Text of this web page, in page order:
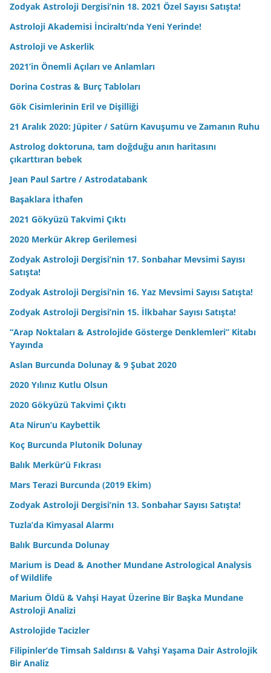
Zodyak Astroloji Dergisi’nin 18. 2021 Özel Sayısı Satışta!
Astroloji Akademisi İnciraltı’nda Yeni Yerinde!
Astroloji ve Askerlik
2021’in Önemli Açıları ve Anlamları
Dorina Costras & Burç Tabloları
Gök Cisimlerinin Eril ve Dişilliği
21 Aralık 2020: Jüpiter / Satürn Kavuşumu ve Zamanın Ruhu
Astrolog doktoruna, tam doğduğu anın haritasını
çıkarttıran bebek
Jean Paul Sartre / Astrodatabank
Başaklara İthafen
2021 Gökyüzü Takvimi Çıktı
2020 Merkür Akrep Gerilemesi
Zodyak Astroloji Dergisi’nin 17. Sonbahar Mevsimi Sayısı
Satışta!
Zodyak Astroloji Dergisi’nin 16. Yaz Mevsimi Sayısı Satışta!
Zodyak Astroloji Dergisi’nin 15. İlkbahar Sayısı Satışta!
“Arap Noktaları & Astrolojide Gösterge Denklemleri” Kitabı
Yayında
Aslan Burcunda Dolunay & 9 Şubat 2020
2020 Yılınız Kutlu Olsun
2020 Gökyüzü Takvimi Çıktı
Ata Nirun’u Kaybettik
Koç Burcunda Plutonik Dolunay
Balık Merkür’ü Fıkrası
Mars Terazi Burcunda (2019 Ekim)
Zodyak Astroloji Dergisi’nin 13. Sonbahar Sayısı Satışta!
Tuzla’da Kimyasal Alarmı
Balık Burcunda Dolunay
Marium is Dead & Another Mundane Astrological Analysis
of Wildlife
Marium Öldü & Vahşi Hayat Üzerine Bir Başka Mundane
Astroloji Analizi
Astrolojide Tacizler
Filipinler’de Timsah Saldırısı & Vahşi Yaşama Dair Astrolojik
Bir Analiz